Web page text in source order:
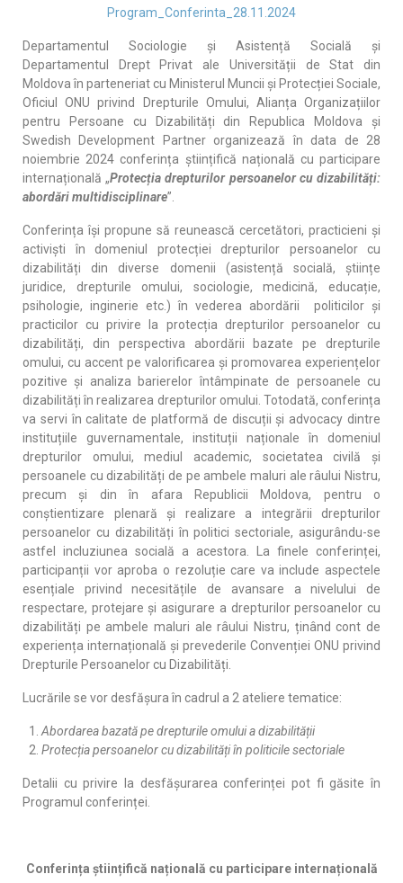
Program_Conferinta_28.11.2024
Departamentul Sociologie și Asistență Socială și
Departamentul Drept Privat ale Universității de Stat din
Moldova în parteneriat cu Ministerul Muncii și Protecției Sociale,
Oficiul ONU privind Drepturile Omului, Alianța Organizațiilor
pentru Persoane cu Dizabilități din Republica Moldova și
Swedish Development Partner organizează în data de 28
noiembrie 2024 conferința științifică națională cu participare
internațională „Protecția drepturilor persoanelor cu dizabilități:
abordări multidisciplinare”.
Conferința își propune să reunească cercetători, practicieni și
activiști în domeniul protecției drepturilor persoanelor cu
dizabilități din diverse domenii (asistență socială, științe
juridice, drepturile omului, sociologie, medicină, educație,
psihologie, inginerie etc.) în vederea abordării politicilor și
practicilor cu privire la protecția drepturilor persoanelor cu
dizabilități, din perspectiva abordării bazate pe drepturile
omului, cu accent pe valorificarea și promovarea experiențelor
pozitive și analiza barierelor întâmpinate de persoanele cu
dizabilități în realizarea drepturilor omului. Totodată, conferința
va servi în calitate de platformă de discuții și advocacy dintre
instituțiile guvernamentale, instituții naționale în domeniul
drepturilor omului, mediul academic, societatea civilă și
persoanele cu dizabilități de pe ambele maluri ale râului Nistru,
precum și din în afara Republicii Moldova, pentru o
conștientizare plenară și realizare a integrării drepturilor
persoanelor cu dizabilități în politici sectoriale, asigurându-se
astfel incluziunea socială a acestora. La finele conferinței,
participanții vor aproba o rezoluție care va include aspectele
esențiale privind necesitățile de avansare a nivelului de
respectare, protejare și asigurare a drepturilor persoanelor cu
dizabilități pe ambele maluri ale râului Nistru, ținând cont de
experiența internațională și prevederile Convenției ONU privind
Drepturile Persoanelor cu Dizabilități.
Lucrările se vor desfășura în cadrul a 2 ateliere tematice:
Abordarea bazată pe drepturile omului a dizabilității
Protecția persoanelor cu dizabilități în politicile sectoriale
Detalii cu privire la desfășurarea conferinței pot fi găsite în
Programul conferinței.
Conferința științifică națională cu participare internațională